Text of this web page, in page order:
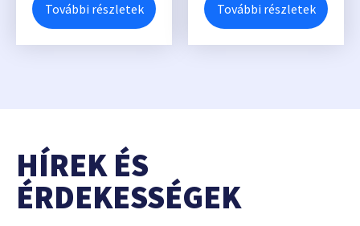
További részletek További részletek
HÍREK ÉS
ÉRDEKESSÉGEK